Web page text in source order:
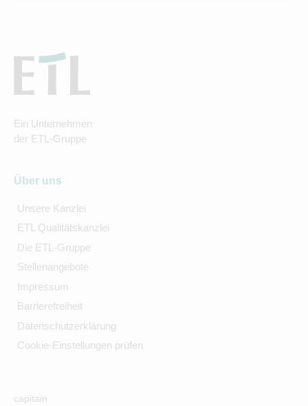
Ein Unternehmen
der ETL-Gruppe
Über uns
Unsere Kanzlei
ETL Qualitätskanzlei
Die ETL-Gruppe
Stellenangebote
Impressum
Barrierefreiheit
Datenschutzerklärung
Cookie-Einstellungen prüfen
capitain